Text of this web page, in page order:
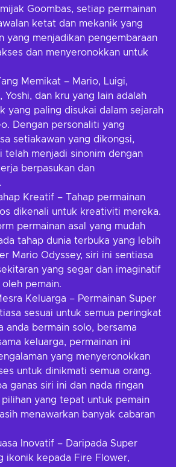
Goombas, setiap permainan
ketat dan mekanik yang
yang menjadikan pengembaraan
dan menyeronokkan untuk
Memikat – Mario, Luigi,
Yoshi, dan kru yang lain adalah
yang paling disukai dalam sejarah
Dengan personaliti yang
setiakawan yang dikongsi,
telah menjadi sinonim dengan
berpasukan dan
Kreatif – Tahap permainan
dikenali untuk kreativiti mereka.
permainan asal yang mudah
tahap dunia terbuka yang lebih
Mario Odyssey, siri ini sentiasa
yang segar dan imaginatif
pemain.
Keluarga – Permainan Super
sesuai untuk semua peringkat
anda bermain solo, bersama
keluarga, permainan ini
yang menyeronokkan
untuk dinikmati semua orang.
ganas siri ini dan nada ringan
pilihan yang tepat untuk pemain
menawarkan banyak cabaran
Inovatif – Daripada Super
ikonik kepada Fire Flower,